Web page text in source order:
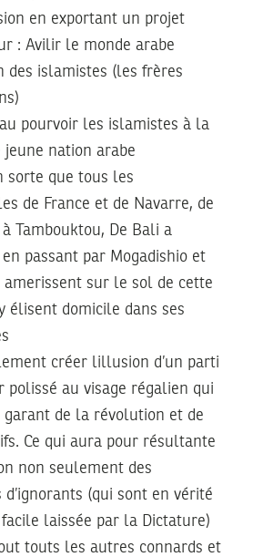
en exportant un projet
: Avilir le monde arabe
des islamistes (les frères
pourvoir les islamistes à la
jeune nation arabe
sorte que tous les
de France et de Navarre, de
à Tambouktou, De Bali a
passant par Mogadishio et
amerissent sur le sol de cette
élisent domicile dans ses
créer lillusion d’un parti
polissé au visage régalien qui
garant de la révolution et de
Ce qui aura pour résultante
non seulement des
d’ignorants (qui sont en vérité
laissée par la Dictature)
touts les autres connards et